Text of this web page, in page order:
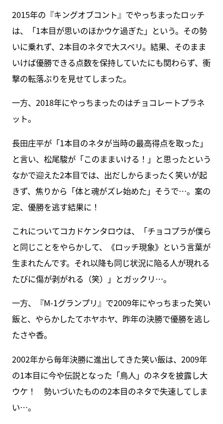
2015年の『キングオブコント』でやっちまったロッチ
は、「1本目が思いのほかウケ過ぎた」という。その勢
いに乗れず、2本目のネタで大スベリ。結果、そのまま
いけば優勝できる点数を保持していたにも関わらず、衝
撃の転落ぶりを見せてしまった。
一方、2018年にやっちまったのはチョコレートプラネ
ット。
長田庄平が「1本目のネタが当時の最高得点を取った」
と言い、松尾駿が「このままいける！」と思ったという
なかで迎えた2本目では、出だしからまったく笑いが起
きず、焦りから「体と魂がズレ始めた」そうで…。案の
定、優勝を逃す結果に！
これについてコカドケンタロウは、「チョコプラが僕ら
と同じことをやらかして、《ロッチ現象》という言葉が
生まれたんです。それ以降も同じ状況に陥る人が現れる
たびに傷が剥がれる（笑）」とガックリ…。
一方、『M-1グランプリ』で2009年にやっちまった笑い
飯と、やらかしたてホヤホヤ、昨年の決勝で優勝を逃し
たさや香。
2002年から毎年決勝に進出してきた笑い飯は、2009年
の1本目に今や伝説となった「鳥人」のネタを披露し大
ウケ！ 勢いづいたものの2本目のネタで失速してしま
い…。